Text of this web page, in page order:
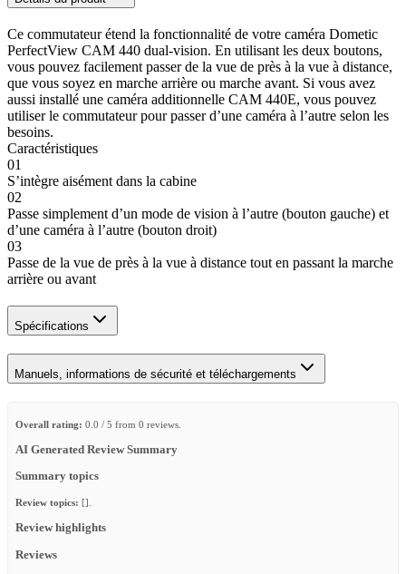
Ce commutateur étend la fonctionnalité de votre caméra Dometic
PerfectView CAM 440 dual-vision. En utilisant les deux boutons,
vous pouvez facilement passer de la vue de près à la vue à distance,
que vous soyez en marche arrière ou marche avant. Si vous avez
aussi installé une caméra additionnelle CAM 440E, vous pouvez
utiliser le commutateur pour passer d’une caméra à l’autre selon les
besoins.
Caractéristiques
01
S’intègre aisément dans la cabine
02
Passe simplement d’un mode de vision à l’autre (bouton gauche) et
d’une caméra à l’autre (bouton droit)
03
Passe de la vue de près à la vue à distance tout en passant la marche
arrière ou avant
Spécifications
Manuels, informations de sécurité et téléchargements
Overall rating: 0.0 / 5 from 0 reviews.
AI Generated Review Summary
Summary topics
Review topics: [].
Review highlights
Reviews